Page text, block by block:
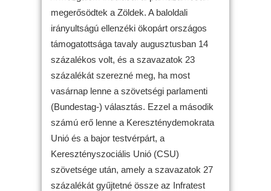
megerősödtek a Zöldek. A baloldali
irányultságú ellenzéki ökopárt országos
támogatottsága tavaly augusztusban 14
százalékos volt, és a szavazatok 23
százalékát szerezné meg, ha most
vasárnap lenne a szövetségi parlamenti
(Bundestag-) választás. Ezzel a második
számú erő lenne a Kereszténydemokrata
Unió és a bajor testvérpárt, a
Keresztényszociális Unió (CSU)
szövetsége után, amely a szavazatok 27
százalékát gyűjtetné össze az Infratest